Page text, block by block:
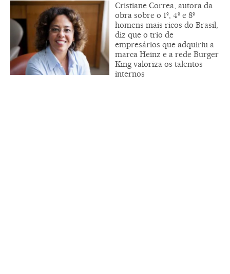
Cristiane Correa, autora da
obra sobre o 1º, 4º e 8º
homens mais ricos do Brasil,
diz que o trio de
empresários que adquiriu a
marca Heinz e a rede Burger
King valoriza os talentos
internos